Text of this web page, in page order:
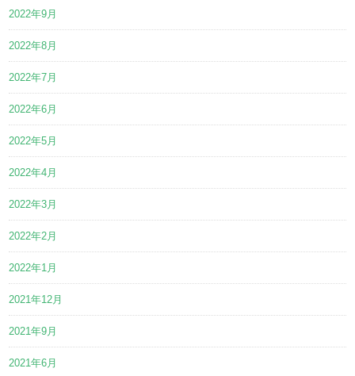
2022年9月
2022年8月
2022年7月
2022年6月
2022年5月
2022年4月
2022年3月
2022年2月
2022年1月
2021年12月
2021年9月
2021年6月